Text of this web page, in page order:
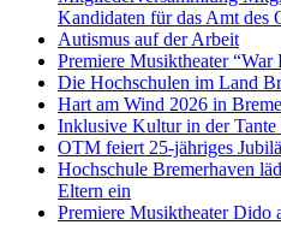
Kandidaten für das Amt des
Autismus auf der Arbeit
Premiere Musiktheater “War
Die Hochschulen im Land
Hart am Wind 2026 in
Inklusive Kultur in der Tante
OTM feiert 25-jähriges
Hochschule Bremerhaven
Eltern ein
Premiere Musiktheater Dido